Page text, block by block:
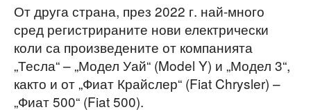
От друга страна, през 2022 г. най-много
сред регистрираните нови електрически
коли са произведените от компанията
„Тесла“ – „Модел Уай“ (Model Y) и „Модел 3“,
както и от „Фиат Крайслер“ (Fiat Chrysler) –
„Фиат 500“ (Fiat 500).